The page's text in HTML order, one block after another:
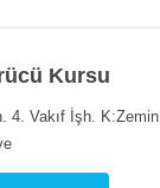
Kursu
4. Vakıf İşh. K:Zemin